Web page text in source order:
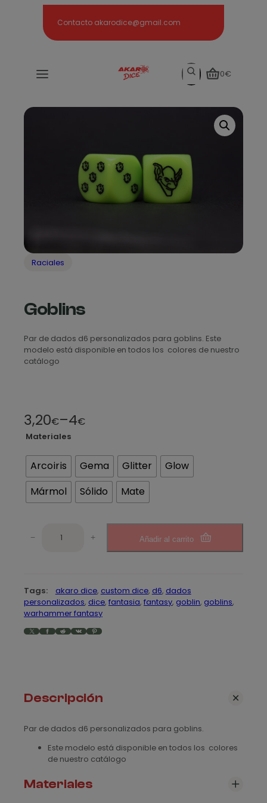
Contacto akarodice@gmail.com
Search
0€
Raciales
Goblins
Par de dados d6 personalizados para goblins. Este
modelo está disponible en todos los colores de nuestro
catálogo
3,20€–4€
R
a
n
g
o
e
e
c
:
d
d
Materiales
Arcoiris Gema Glitter
Glow
Mármol
Sólido Mate
n
s
c
a
a
− + Añadir al carrito
Tags: akaro dice, custom dice, d6, dados
personalizados, dice, fantasia, fantasy, goblin, goblins
warhammer fantasy
X Facebook Reddit VK Pinterest
Descripción
Par de dados d6 personalizados para goblins.
Este modelo está disponible en todos los colores
de nuestro catálogo
Materiales